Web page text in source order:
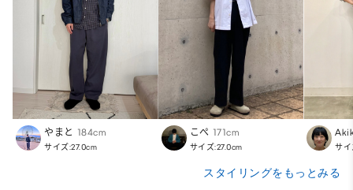
やまと 184cm
サイズ:27.0cm
こぺ 171cm
サイズ:27.0cm サ
スタイリングをもっとみる